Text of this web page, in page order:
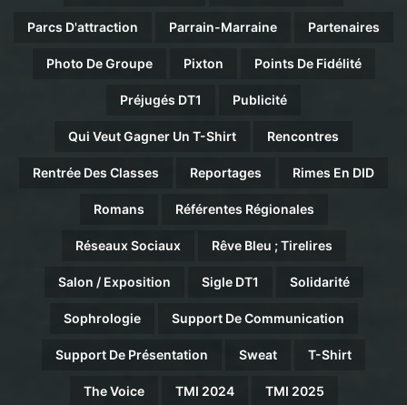
Parcs D'attraction Parrain-Marraine Partenaires
Photo De Groupe Pixton Points De Fidélité
Préjugés DT1 Publicité
Qui Veut Gagner Un T-Shirt Rencontres
Rentrée Des Classes Reportages Rimes En DID
Romans Référentes Régionales
Réseaux Sociaux Rêve Bleu ; Tirelires
Salon / Exposition Sigle DT1 Solidarité
Sophrologie Support De Communication
Support De Présentation Sweat T-Shirt
The Voice TMI 2024 TMI 2025